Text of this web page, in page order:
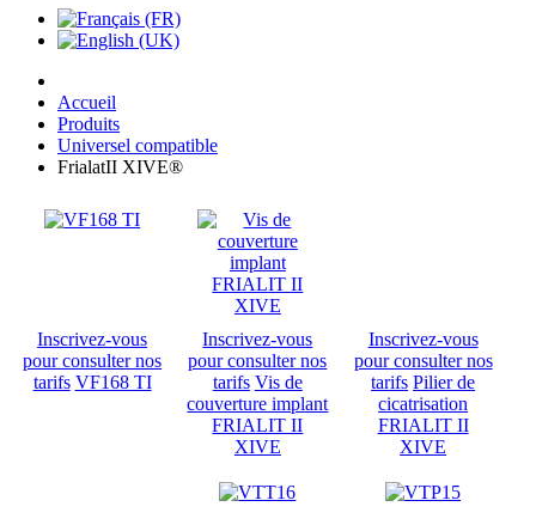
Accueil
Produits
Universel compatible
FrialatII XIVE®
Inscrivez-vous
pour consulter nos
tarifs VF168 TI
Inscrivez-vous
pour consulter nos
tarifs Vis de
couverture implant
FRIALIT II
XIVE
Inscrivez-vous
pour consulter nos
tarifs Pilier de
cicatrisation
FRIALIT II
XIVE